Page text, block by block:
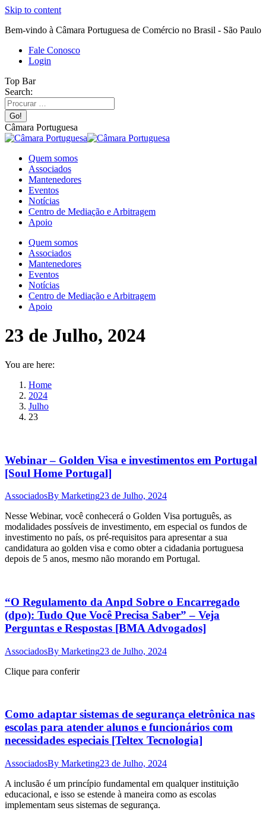
Skip to content
Bem-vindo à Câmara Portuguesa de Comércio no Brasil - São Paulo
Fale Conosco
Login
Top Bar
Search:
Câmara Portuguesa
Quem somos
Associados
Mantenedores
Eventos
Notícias
Centro de Mediação e Arbitragem
Apoio
Quem somos
Associados
Mantenedores
Eventos
Notícias
Centro de Mediação e Arbitragem
Apoio
23 de Julho, 2024
You are here:
Home
2024
Julho
23
Webinar – Golden Visa e investimentos em Portugal
[Soul Home Portugal]
AssociadosBy Marketing23 de Julho, 2024
Nesse Webinar, você conhecerá o Golden Visa português, as
modalidades possíveis de investimento, em especial os fundos de
investimento no país, os pré-requisitos para apresentar a sua
candidatura ao golden visa e como obter a cidadania portuguesa
depois de 5 anos, mesmo não morando em Portugal.
“O Regulamento da Anpd Sobre o Encarregado
(dpo): Tudo Que Você Precisa Saber” – Veja
Perguntas e Respostas [BMA Advogados]
AssociadosBy Marketing23 de Julho, 2024
Clique para conferir
Como adaptar sistemas de segurança eletrônica nas
escolas para atender alunos e funcionários com
necessidades especiais [Teltex Tecnologia]
AssociadosBy Marketing23 de Julho, 2024
A inclusão é um princípio fundamental em qualquer instituição
educacional, e isso se estende à maneira como as escolas
implementam seus sistemas de segurança.